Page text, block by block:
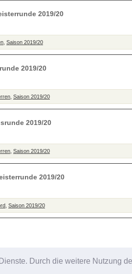
Durch die weitere Nutzung
2019/20
Saison 2019/20
2019/20
Saison 2019/20
2019/20
Saison 2019/20
2019/20
Saison 2019/20